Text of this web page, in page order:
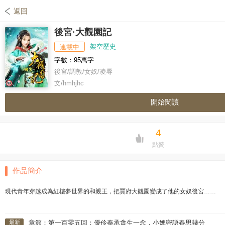
返回
後宮·大觀園記
連載中
架空歷史
字數：95萬字
後宮/調教/女奴/凌辱
文/hmhjhc
開始閱讀
4
點贊
作品簡介
現代青年穿越成為紅樓夢世界的和親王，把賈府大觀園變成了他的女奴後宮……
最新 章節：第一百零五回：優伶奉承貪生一念，小婢密語春思幾分